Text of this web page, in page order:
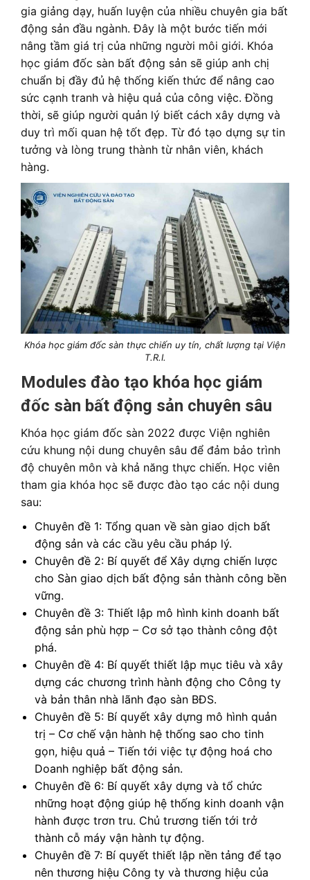
gia giảng dạy, huấn luyện của nhiều chuyên gia bất
động sản đầu ngành. Đây là một bước tiến mới
nâng tầm giá trị của những người môi giới. Khóa
học giám đốc sàn bất động sản sẽ giúp anh chị
chuẩn bị đầy đủ hệ thống kiến thức để nâng cao
sức cạnh tranh và hiệu quả của công việc. Đồng
thời, sẽ giúp người quản lý biết cách xây dựng và
duy trì mối quan hệ tốt đẹp. Từ đó tạo dựng sự tin
tưởng và lòng trung thành từ nhân viên, khách
hàng.
Khóa học giám đốc sàn thực chiến uy tín, chất lượng tại Viện
T.R.I.
Modules đào tạo khóa học giám
đốc sàn bất động sản chuyên sâu
Khóa học giám đốc sàn 2022 được Viện nghiên
cứu khung nội dung chuyên sâu để đảm bảo trình
độ chuyên môn và khả năng thực chiến. Học viên
tham gia khóa học sẽ được đào tạo các nội dung
sau:
Chuyên đề 1: Tổng quan về sàn giao dịch bất
động sản và các cầu yêu cầu pháp lý.
Chuyên đề 2: Bí quyết để Xây dựng chiến lược
cho Sàn giao dịch bất động sản thành công bền
vững.
Chuyên đề 3: Thiết lập mô hình kinh doanh bất
động sản phù hợp – Cơ sở tạo thành công đột
phá.
Chuyên đề 4: Bí quyết thiết lập mục tiêu và xây
dựng các chương trình hành động cho Công ty
và bản thân nhà lãnh đạo sàn BĐS.
Chuyên đề 5: Bí quyết xây dựng mô hình quản
trị – Cơ chế vận hành hệ thống sao cho tinh
gọn, hiệu quả – Tiến tới việc tự động hoá cho
Doanh nghiệp bất động sản.
Chuyên đề 6: Bí quyết xây dựng và tổ chức
những hoạt động giúp hệ thống kinh doanh vận
hành được trơn tru. Chủ trương tiến tới trở
thành cỗ máy vận hành tự động.
Chuyên đề 7: Bí quyết thiết lập nền tảng để tạo
nên thương hiệu Công ty và thương hiệu của